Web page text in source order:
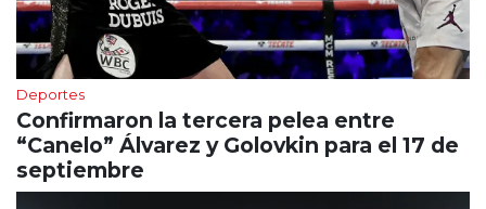
Deportes
Confirmaron la tercera pelea entre
“Canelo” Álvarez y Golovkin para el 17 de
septiembre